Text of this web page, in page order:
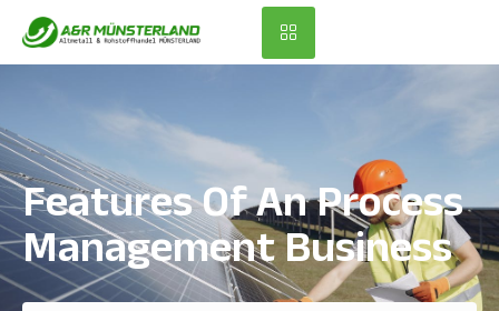
Features Of An Process
Management Business